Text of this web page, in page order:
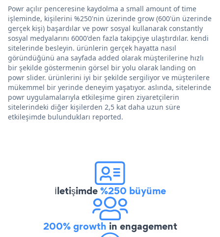
Powr açılır penceresine kaydolma a small amount of time
işleminde, kişilerini %250'nin üzerinde grow (600'ün üzerinde
gerçek kişi) başardılar ve powr sosyal kullanarak constantly
sosyal medyalarını 6000'den fazla takipçiye ulaştırdılar. kendi
sitelerinde besleyin. ürünlerin gerçek hayatta nasıl
göründüğünü ana sayfada added olarak müşterilerine hızlı
bir şekilde göstermenin görsel bir yolu olarak landing on
powr slider. ürünlerini iyi bir şekilde sergiliyor ve müşterilere
mükemmel bir yerinde deneyim yaşatıyor. aslında, sitelerinde
powr uygulamalarıyla etkileşime giren ziyaretçilerin
sitelerindeki diğer kişilerden 2,5 kat daha uzun süre
etkileşimde bulundukları reported.
İletişimde%250 büyüme
200% growth in engagement